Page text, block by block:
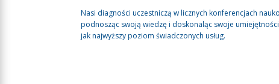
Nasi diagności uczestniczą w licznych konferencjach
podnosząc swoją wiedzę i doskonaląc swoje
jak najwyższy poziom świadczonych usług.